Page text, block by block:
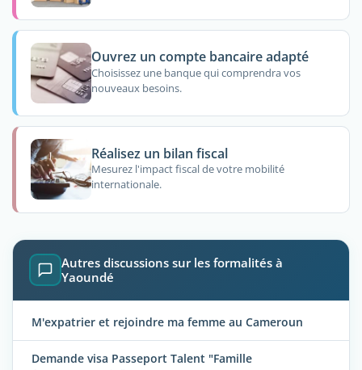
Ouvrez un compte bancaire adapté
Choisissez une banque qui comprendra vos
nouveaux besoins.
Réalisez un bilan fiscal
Mesurez l'impact fiscal de votre mobilité
internationale.
Autres discussions sur les formalités à
Yaoundé
M'expatrier et rejoindre ma femme au Cameroun
Demande visa Passeport Talent "Famille